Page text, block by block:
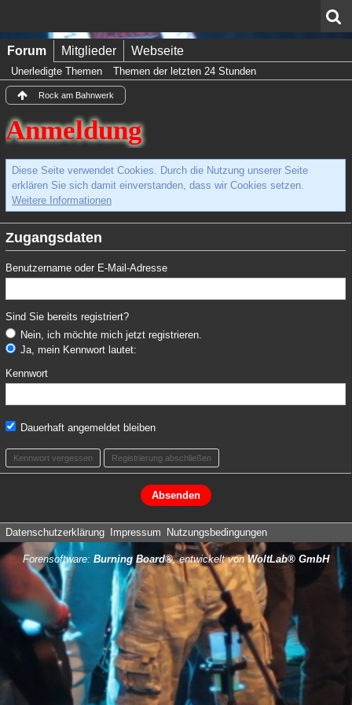
Forum Mitglieder Webseite
Unerledigte Themen Themen der letzten 24 Stunden
Rock am Bahnwerk
Anmeldung
Diese Seite verwendet Cookies. Durch die Nutzung unserer Seite
erklären Sie sich damit einverstanden, dass wir Cookies setzen.
Weitere Informationen
Zugangsdaten
Benutzername oder E-Mail-Adresse
Sind Sie bereits registriert?
Nein, ich möchte mich jetzt registrieren.
Ja, mein Kennwort lautet:
Kennwort
Dauerhaft angemeldet bleiben
Kennwort vergessen Registrierung abschließen
Datenschutzerklärung Impressum Nutzungsbedingungen
Forensoftware: Burning Board®, entwickelt vonWoltLab® GmbH